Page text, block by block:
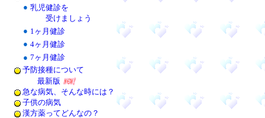
● 乳児健診を
受けましょう
● 1ヶ月健診
● 4ヶ月健診
● 7ヶ月健診
予防接種について
最新版
急な病気、そんな時には？
子供の病気
漢方薬ってどんなの？